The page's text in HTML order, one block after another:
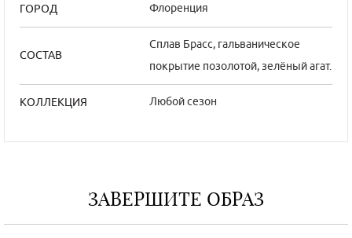
ГОРОД Флоренция
СОСТАВ
Сплав Брасс, гальваническое
покрытие позолотой, зелёный агат.
КОЛЛЕКЦИЯ Любой сезон
ЗАВЕРШИТЕ ОБРАЗ